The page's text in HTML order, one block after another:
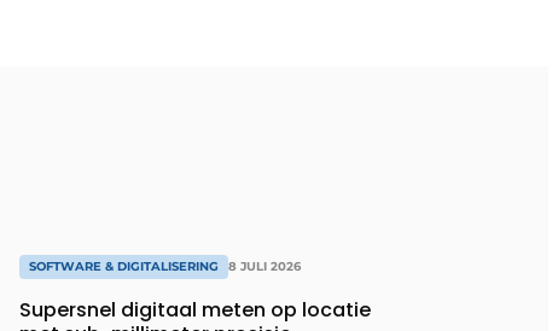
SOFTWARE & DIGITALISERING 8 JULI 2026
Supersnel digitaal meten op locatie